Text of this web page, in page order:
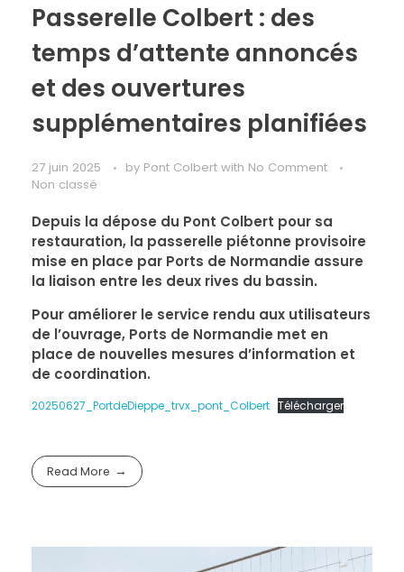
Passerelle Colbert : des
temps d’attente annoncés
et des ouvertures
supplémentaires planifiées
27 juin 2025 by Pont Colbert with No Comment
Non classé
Depuis la dépose du Pont Colbert pour sa
restauration, la passerelle piétonne provisoire
mise en place par Ports de Normandie assure
la liaison entre les deux rives du bassin.
Pour améliorer le service rendu aux utilisateurs
de l’ouvrage, Ports de Normandie met en
place de nouvelles mesures d’information et
de coordination.
20250627_PortdeDieppe_trvx_pont_Colbert Télécharger
Read More